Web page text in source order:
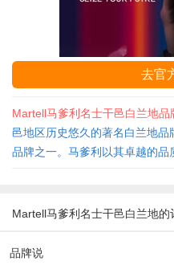
去官
Martell马爹利名士干邑白兰地品
邑地区历史悠久的著名白兰地
品牌之一。马爹利以其卓越的品
Martell马爹利名士干邑白兰地的
品牌说